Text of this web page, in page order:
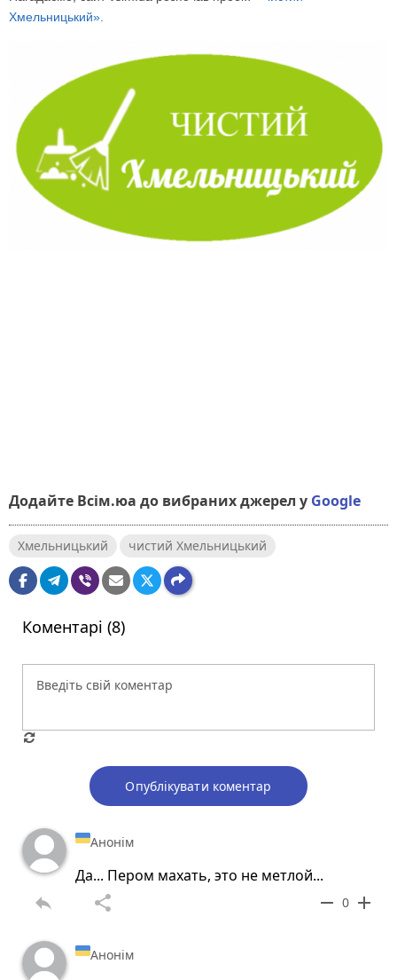
Хмельницький».
Додайте Всім.юа до вибраних джерел у Google
Хмельницький чистий Хмельницький
Коментарі (8)
Опублікувати коментар
Анонім
Да... Пером махать, это не метлой...
reply share remove 0 add
Анонім